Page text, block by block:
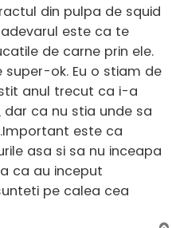
din pulpa de squid
este ca te
de carne prin ele.
ok. Eu o stiam de
anul trecut ca i-a
ca nu stia unde sa
este ca
asa si sa nu inceapa
ca au inceput
pe calea cea